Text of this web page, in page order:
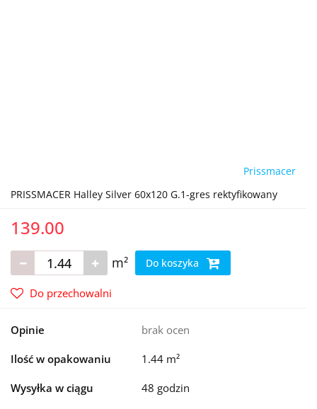
Prissmacer
PRISSMACER Halley Silver 60x120 G.1-gres rektyfikowany
139.00
m² Do koszyka
Do przechowalni
Opinie brak ocen
Ilość w opakowaniu 1.44 m²
Wysyłka w ciągu 48 godzin